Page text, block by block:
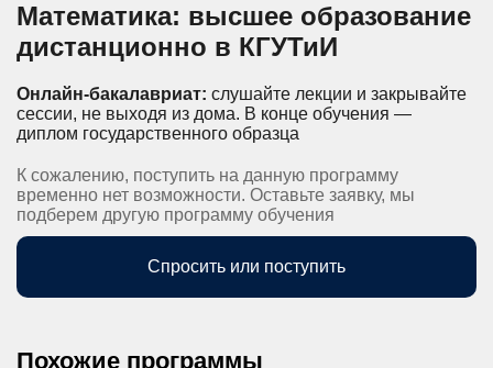
Математика: высшее образование
дистанционно в КГУТиИ
Онлайн-бакалавриат: слушайте лекции и закрывайте
сессии, не выходя из дома. В конце обучения —
диплом государственного образца
К сожалению, поступить на данную программу
временно нет возможности. Оставьте заявку, мы
подберем другую программу обучения
Спросить или поступить
Похожие программы